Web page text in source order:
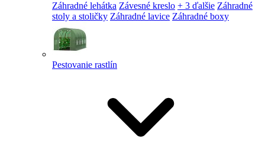
Záhradné lehátka Závesné kreslo + 3 ďalšie Záhradné
stoly a stoličky Záhradné lavice Záhradné boxy
Pestovanie rastlín